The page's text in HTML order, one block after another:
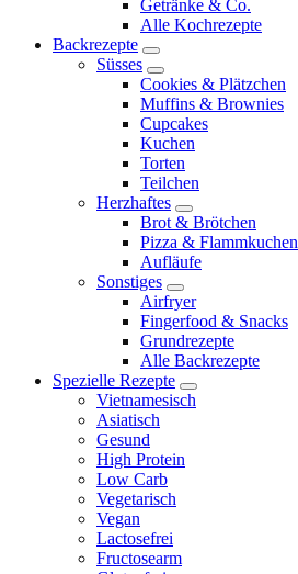
child
menu
Getränke & Co.
Alle Kochrezepte
Backrezepte
expand
child
menu
Süsses
expand
child
menu
Cookies & Plätzchen
Muffins & Brownies
Cupcakes
Kuchen
Torten
Teilchen
Herzhaftes
expand
child
menu
Brot & Brötchen
Pizza & Flammkuchen
Aufläufe
Sonstiges
expand
child
menu
Airfryer
Fingerfood & Snacks
Grundrezepte
Alle Backrezepte
Spezielle Rezepte
expand
child
Vietnamesisch
Asiatisch
Gesund
High Protein
Low Carb
Vegetarisch
Vegan
Lactosefrei
Fructosearm